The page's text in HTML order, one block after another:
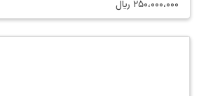
250،000،000 ﷼